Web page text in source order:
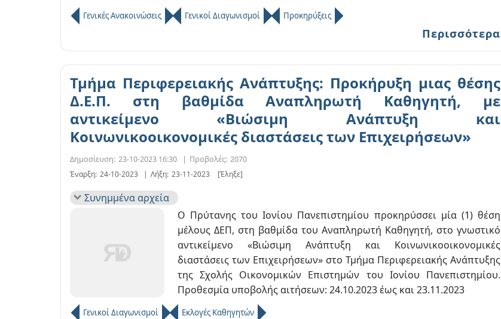
Γενικές Ανακοινώσεις Γενικοί Διαγωνισμοί Προκηρύξεις
Περισσότερα
Τμήμα Περιφερειακής Ανάπτυξης: Προκήρυξη μιας θέσης
Δ.Ε.Π. στη βαθμίδα Αναπληρωτή Καθηγητή, με
αντικείμενο «Βιώσιμη Ανάπτυξη και
Κοινωνικοοικονομικές διαστάσεις των Επιχειρήσεων»
Δημοσίευση: 23-10-2023 16:30 | Προβολές: 2070
Έναρξη: 24-10-2023 | Λήξη: 23-11-2023 [Έληξε]
Συνημμένα αρχεία
Ο Πρύτανης του Ιονίου Πανεπιστημίου προκηρύσσει μία (1) θέση
μέλους ΔΕΠ, στη βαθμίδα του Αναπληρωτή Καθηγητή, στο γνωστικό
αντικείμενο «Βιώσιμη Ανάπτυξη και Κοινωνικοοικονομικές
διαστάσεις των Επιχειρήσεων» στο Τμήμα Περιφερειακής Ανάπτυξης
της Σχολής Οικονομικών Επιστημών του Ιονίου Πανεπιστημίου.
Προθεσμία υποβολής αιτήσεων: 24.10.2023 έως και 23.11.2023
Γενικοί Διαγωνισμοί Εκλογές Καθηγητών